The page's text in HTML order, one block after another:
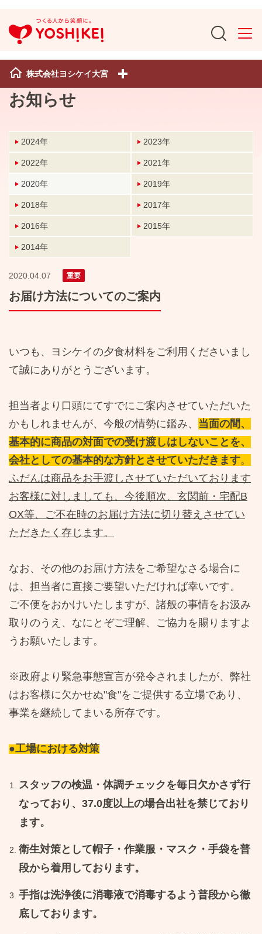
株式会社ヨシケイ大宮
お知らせ
2024年 2023年
2022年 2021年
2020年 2019年
2018年 2017年
2016年 2015年
2014年
2020.04.07 重要
お届け方法についてのご案内
いつも、ヨシケイの夕食材料をご利用くださいまし
て誠にありがとうございます。
担当者より口頭にてすでにご案内させていただいた
かもしれませんが、 今般の情勢に鑑み、 当面の間、
基本的に商品の対面での受け渡しはしないことを、
会社としての基本的な方針とさせていただきます。
ふだんは商品をお手渡しさせていただいております
お客様に対しましても、今後順次、玄関前・宅配B
OX等、ご不在時のお届け方法に切り替えさせてい
ただきたく存じます。
なお、その他のお届け方法をご希望なさる場合に
は、担当者に直接ご要望いただければ幸いです。
ご不便をおかけいたしますが、諸般の事情をお汲み
取りのうえ、なにとぞご理解、ご協力を賜りますよ
うお願いたします。
※政府より緊急事態宣言が発令されましたが、弊社
はお客様に欠かせぬ"食"をご提供する立場であり、
事業を継続してまいる所存です。
●工場における対策
スタッフの検温・体調チェックを毎日欠かさず行
なっており、 37.0度以上の場合出社を禁じており
ます。
衛生対策として帽子・作業服・マスク・手袋を普
段から着用しております。
手指は洗浄後に消毒液で消毒するよう普段から徹
底しております。